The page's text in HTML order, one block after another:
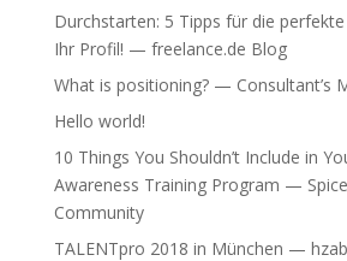
Durchstarten: 5 Tipps für die
Ihr Profil! — freelance.de Blog
What is positioning? — Consultant’s
Hello world!
10 Things You Shouldn’t Include in
Awareness Training Program —
Community
TALENTpro 2018 in München —